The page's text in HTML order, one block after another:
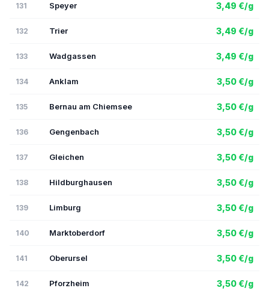
131 Speyer 3,49 €/g
132 Trier 3,49 €/g
133 Wadgassen 3,49 €/g
134 Anklam 3,50 €/g
135 Bernau am Chiemsee 3,50 €/g
136 Gengenbach 3,50 €/g
137 Gleichen 3,50 €/g
138 Hildburghausen 3,50 €/g
139 Limburg 3,50 €/g
140 Marktoberdorf 3,50 €/g
141 Oberursel 3,50 €/g
142 Pforzheim 3,50 €/g